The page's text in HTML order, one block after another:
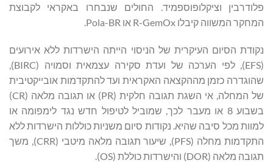
פלודרבין וציקלופוספמיד. החולים שנבחרו באקראי לקבוצת
המחקר המשווה קיבלו R-GemOx או Pola-BR.
נקודת הסיום העיקרית של הניסוי הייתה הישרדות ללא אירועים
(EFS), לפי הערכה של ועדת סקירה עצמאית וסמויה (BIRC),
שהוגדרה כזמן מההקצאה האקראית ועד להתקדמות אובייקטיבית
של המחלה, אי השגת תגובה חלקית (PR) או תגובה מלאה (CR)
בשבוע 8 או מעבר לכך, שמוביל לטיפול חדש נגד לימפומה או
למוות מכל סיבה שהיא. נקודות סיום משניות כוללות הישרדות ללא
התקדמות מחלה (PFS), שיעור תגובה מלאה מיטבי (CRR), משך
תגובה מלאה (DOR) והישרדות כוללת (OS).